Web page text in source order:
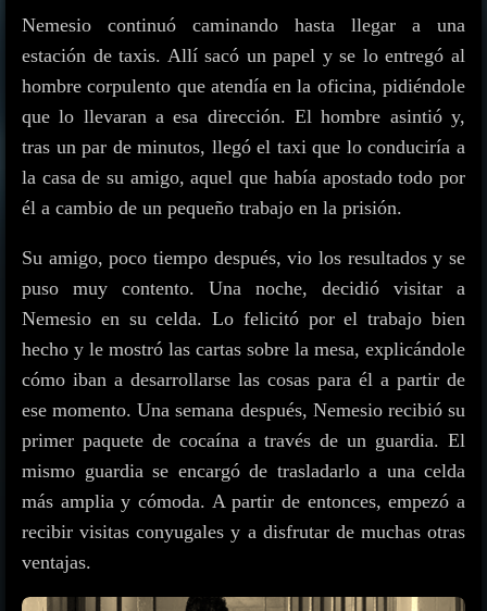
Nemesio continuó caminando hasta llegar a una
estación de taxis. Allí sacó un papel y se lo entregó al
hombre corpulento que atendía en la oficina, pidiéndole
que lo llevaran a esa dirección. El hombre asintió y,
tras un par de minutos, llegó el taxi que lo conduciría a
la casa de su amigo, aquel que había apostado todo por
él a cambio de un pequeño trabajo en la prisión.
Su amigo, poco tiempo después, vio los resultados y se
puso muy contento. Una noche, decidió visitar a
Nemesio en su celda. Lo felicitó por el trabajo bien
hecho y le mostró las cartas sobre la mesa, explicándole
cómo iban a desarrollarse las cosas para él a partir de
ese momento. Una semana después, Nemesio recibió su
primer paquete de cocaína a través de un guardia. El
mismo guardia se encargó de trasladarlo a una celda
más amplia y cómoda. A partir de entonces, empezó a
recibir visitas conyugales y a disfrutar de muchas otras
ventajas.